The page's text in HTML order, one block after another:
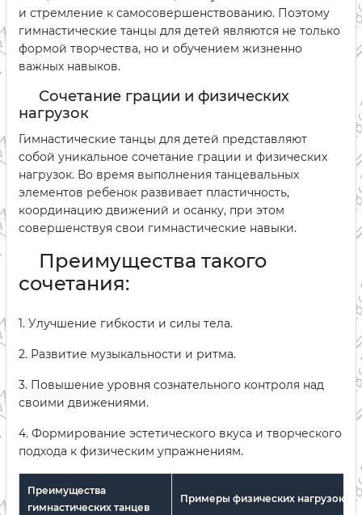
и стремление к самосовершенствованию. Поэтому
гимнастические танцы для детей являются не только
формой творчества, но и обучением жизненно
важных навыков.
Сочетание грации и физических
нагрузок
Гимнастические танцы для детей представляют
собой уникальное сочетание грации и физических
нагрузок. Во время выполнения танцевальных
элементов ребенок развивает пластичность,
координацию движений и осанку, при этом
совершенствуя свои гимнастические навыки.
Преимущества такого
сочетания:
1. Улучшение гибкости и силы тела.
2. Развитие музыкальности и ритма.
3. Повышение уровня сознательного контроля над
своими движениями.
4. Формирование эстетического вкуса и творческого
подхода к физическим упражнениям.
Преимущества
гимнастических танцев
Примеры физических нагрузок